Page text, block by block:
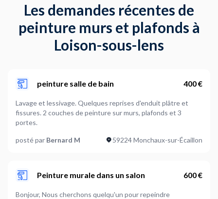
Les demandes récentes de
peinture murs et plafonds à
Loison-sous-lens
peinture salle de bain 400 €
Lavage et lessivage. Quelques reprises d'enduit plâtre et
fissures. 2 couches de peinture sur murs, plafonds et 3
portes.
posté par Bernard M 59224 Monchaux-sur-Écaillon
Peinture murale dans un salon 600 €
Bonjour, Nous cherchons quelqu'un pour repeindre